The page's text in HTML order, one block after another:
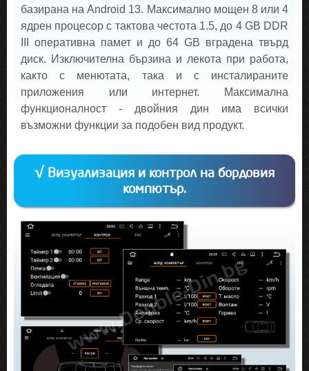
базирана на Android 13. Максимално мощен 8 или 4
ядрен процесор с тактова честота 1.5, до 4 GB DDR
III оперативна памет и до 64 GB вградена твърд
диск. Изключителна бързина и лекота при работа,
както с менютата, така и с инсталираните
приложения или интернет. Максимална
функционалност - двойния дин има всички
възможни функции за подобен вид продукт.
√ Визуализация и контрол на бордовия
компютър.